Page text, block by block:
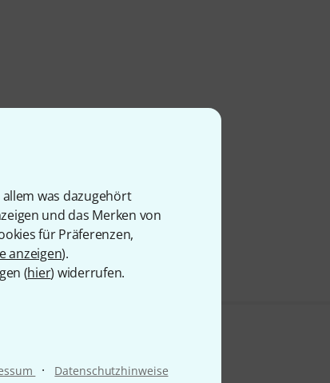
was dazugehört
und das Merken von
für Präferenzen,
anzeigen).
(hier) widerrufen.
· Datenschutzhinweise